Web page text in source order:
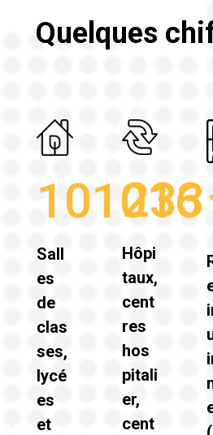
Quelques
101016
Sall
es
de
clas
ses,
lycé
es
et
233
Hôpi
taux,
cent
res
hos
pitali
er,
cent